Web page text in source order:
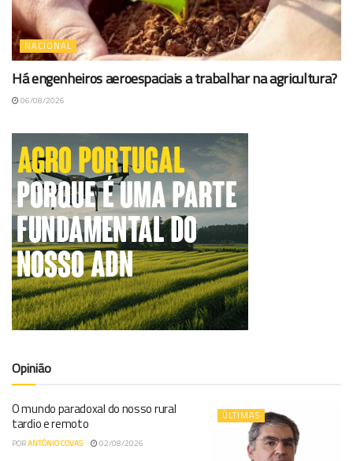
NACIONAL
Há engenheiros aeroespaciais a trabalhar na agricultura?
06/08/2026
Opinião
ÚLTIMAS
O mundo paradoxal do nosso rural
tardio e remoto
PORANTÓNIO COVAS 02/08/2026